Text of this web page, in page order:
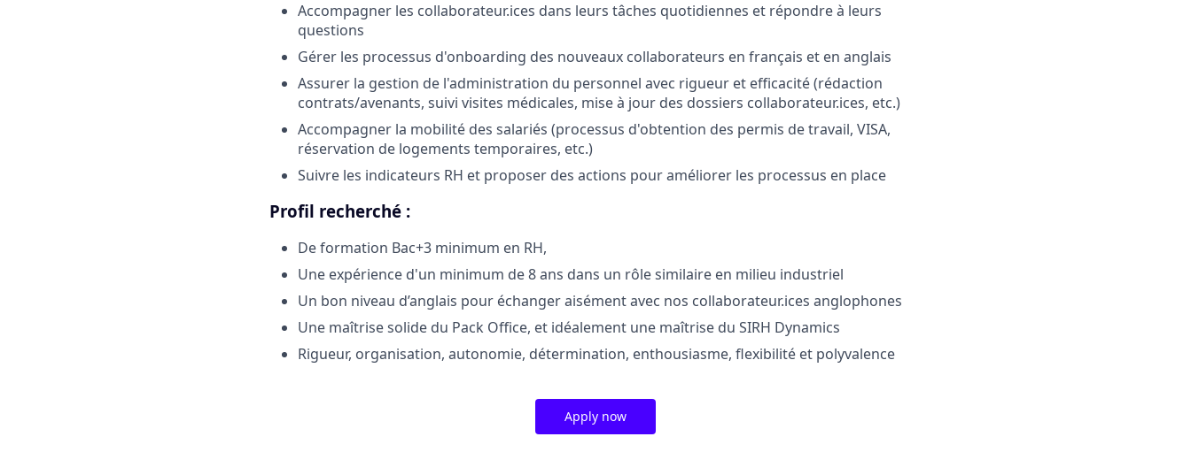
Accompagner les collaborateur.ices dans leurs tâches quotidiennes et répondre à leurs
questions
Gérer les processus d'onboarding des nouveaux collaborateurs en français et en anglais
Assurer la gestion de l'administration du personnel avec rigueur et efficacité (rédaction
contrats/avenants, suivi visites médicales, mise à jour des dossiers collaborateur.ices, etc.)
Accompagner la mobilité des salariés (processus d'obtention des permis de travail, VISA,
réservation de logements temporaires, etc.)
Suivre les indicateurs RH et proposer des actions pour améliorer les processus en place
Profil recherché :
De formation Bac+3 minimum en RH,
Une expérience d'un minimum de 8 ans dans un rôle similaire en milieu industriel
Un bon niveau d’anglais pour échanger aisément avec nos collaborateur.ices anglophones
Une maîtrise solide du Pack Office, et idéalement une maîtrise du SIRH Dynamics
Rigueur, organisation, autonomie, détermination, enthousiasme, flexibilité et polyvalence
Apply now